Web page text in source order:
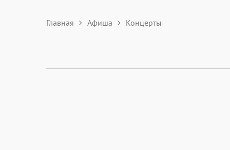
Главная Афиша Концерты